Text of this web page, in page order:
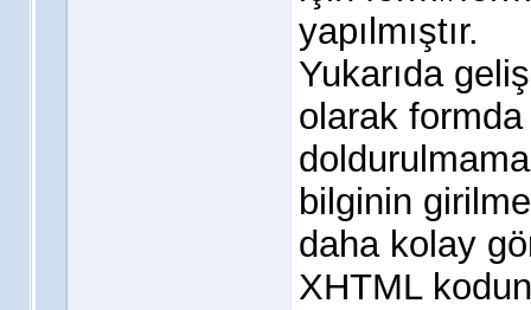
yapılmıştır.
Yukarıda
olarak formda
bilginin
daha kolay
XHTML